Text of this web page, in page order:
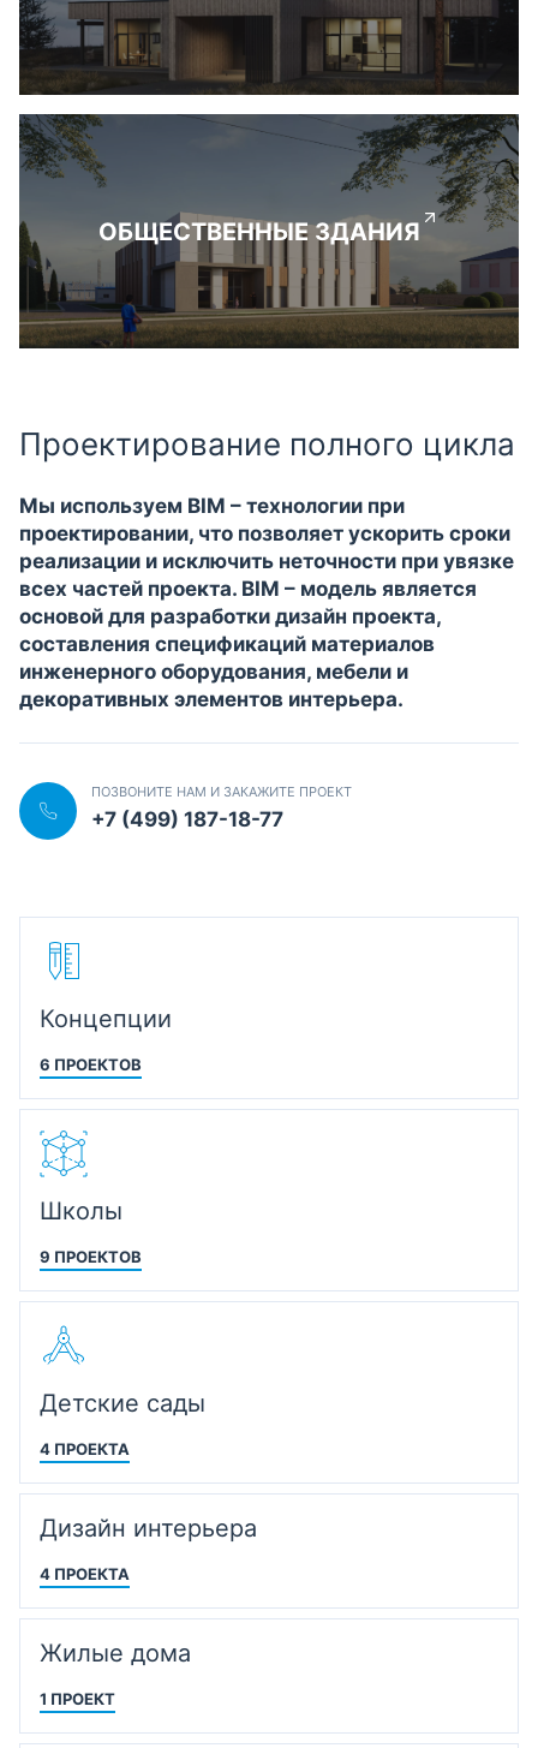
ОБЩЕСТВЕННЫЕ ЗДАНИЯ
Проектирование полного цикла
Мы используем BIM – технологии при
проектировании, что позволяет ускорить сроки
реализации и исключить неточности при увязке
всех частей проекта. BIM – модель является
основой для разработки дизайн проекта,
составления спецификаций материалов
инженерного оборудования, мебели и
декоративных элементов интерьера.
ПОЗВОНИТЕ НАМ И ЗАКАЖИТЕ ПРОЕКТ
+7 (499) 187-18-77
Концепции
6 ПРОЕКТОВ
Школы
9 ПРОЕКТОВ
Детские сады
4 ПРОЕКТА
Дизайн интерьера
4 ПРОЕКТА
Жилые дома
1 ПРОЕКТ